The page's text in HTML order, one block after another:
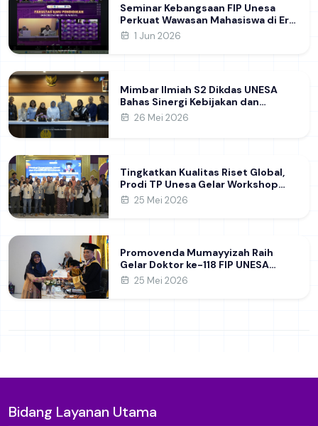
Seminar Kebangsaan FIP Unesa
Perkuat Wawasan Mahasiswa di Era
Geopolitik Global&nbsp;
1 Jun 2026
Mimbar Ilmiah S2 Dikdas UNESA
Bahas Sinergi Kebijakan dan
Pendidikan
26 Mei 2026
Tingkatkan Kualitas Riset Global,
Prodi TP Unesa Gelar Workshop
Strategi Pengelolaan Jurnal dan
25 Mei 2026
Promovenda Mumayyizah Raih
Gelar Doktor ke-118 FIP UNESA
melalui Kajian Kepemimpinan
25 Mei 2026
Bidang Layanan Utama